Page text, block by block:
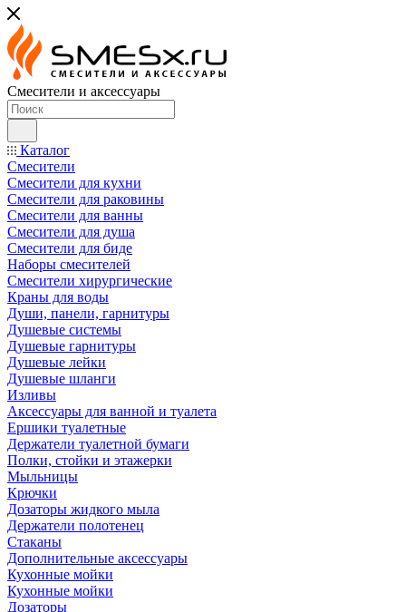
Смесители и аксессуары
Каталог
Смесители
Смесители для кухни
Смесители для раковины
Смесители для ванны
Смесители для душа
Смесители для биде
Наборы смесителей
Смесители хирургические
Краны для воды
Души, панели, гарнитуры
Душевые системы
Душевые гарнитуры
Душевые лейки
Душевые шланги
Изливы
Аксессуары для ванной и туалета
Ершики туалетные
Держатели туалетной бумаги
Полки, стойки и этажерки
Мыльницы
Крючки
Дозаторы жидкого мыла
Держатели полотенец
Стаканы
Дополнительные аксессуары
Кухонные мойки
Кухонные мойки
Дозаторы